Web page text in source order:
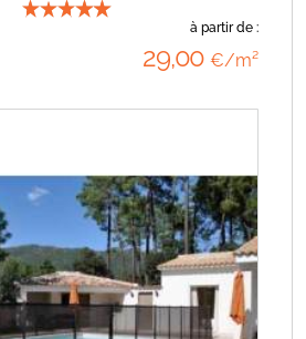
à partir de :
29,00 €/m²